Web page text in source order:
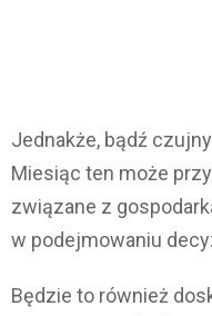
Jednakże, bądź
Miesiąc ten może
związane z
w podejmowaniu
Będzie to również